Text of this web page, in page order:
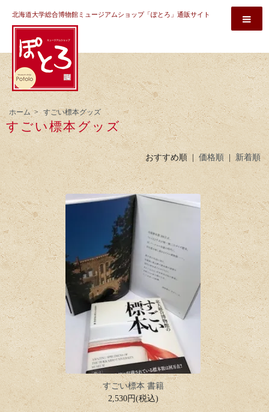
北海道大学総合博物館ミュージアムショップ「ぽとろ」通販サイト
ホーム > すごい標本グッズ
すごい標本グッズ
おすすめ順 | 価格順 新着順
すごい標本 書籍
2,530円(税込)